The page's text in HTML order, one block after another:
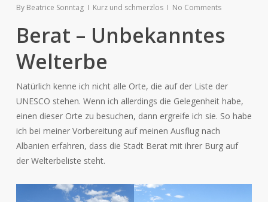
By Beatrice Sonntag Kurz und schmerzlos No Comments
Berat – Unbekanntes
Welterbe
Natürlich kenne ich nicht alle Orte, die auf der Liste der
UNESCO stehen. Wenn ich allerdings die Gelegenheit habe,
einen dieser Orte zu besuchen, dann ergreife ich sie. So habe
ich bei meiner Vorbereitung auf meinen Ausflug nach
Albanien erfahren, dass die Stadt Berat mit ihrer Burg auf
der Welterbeliste steht.